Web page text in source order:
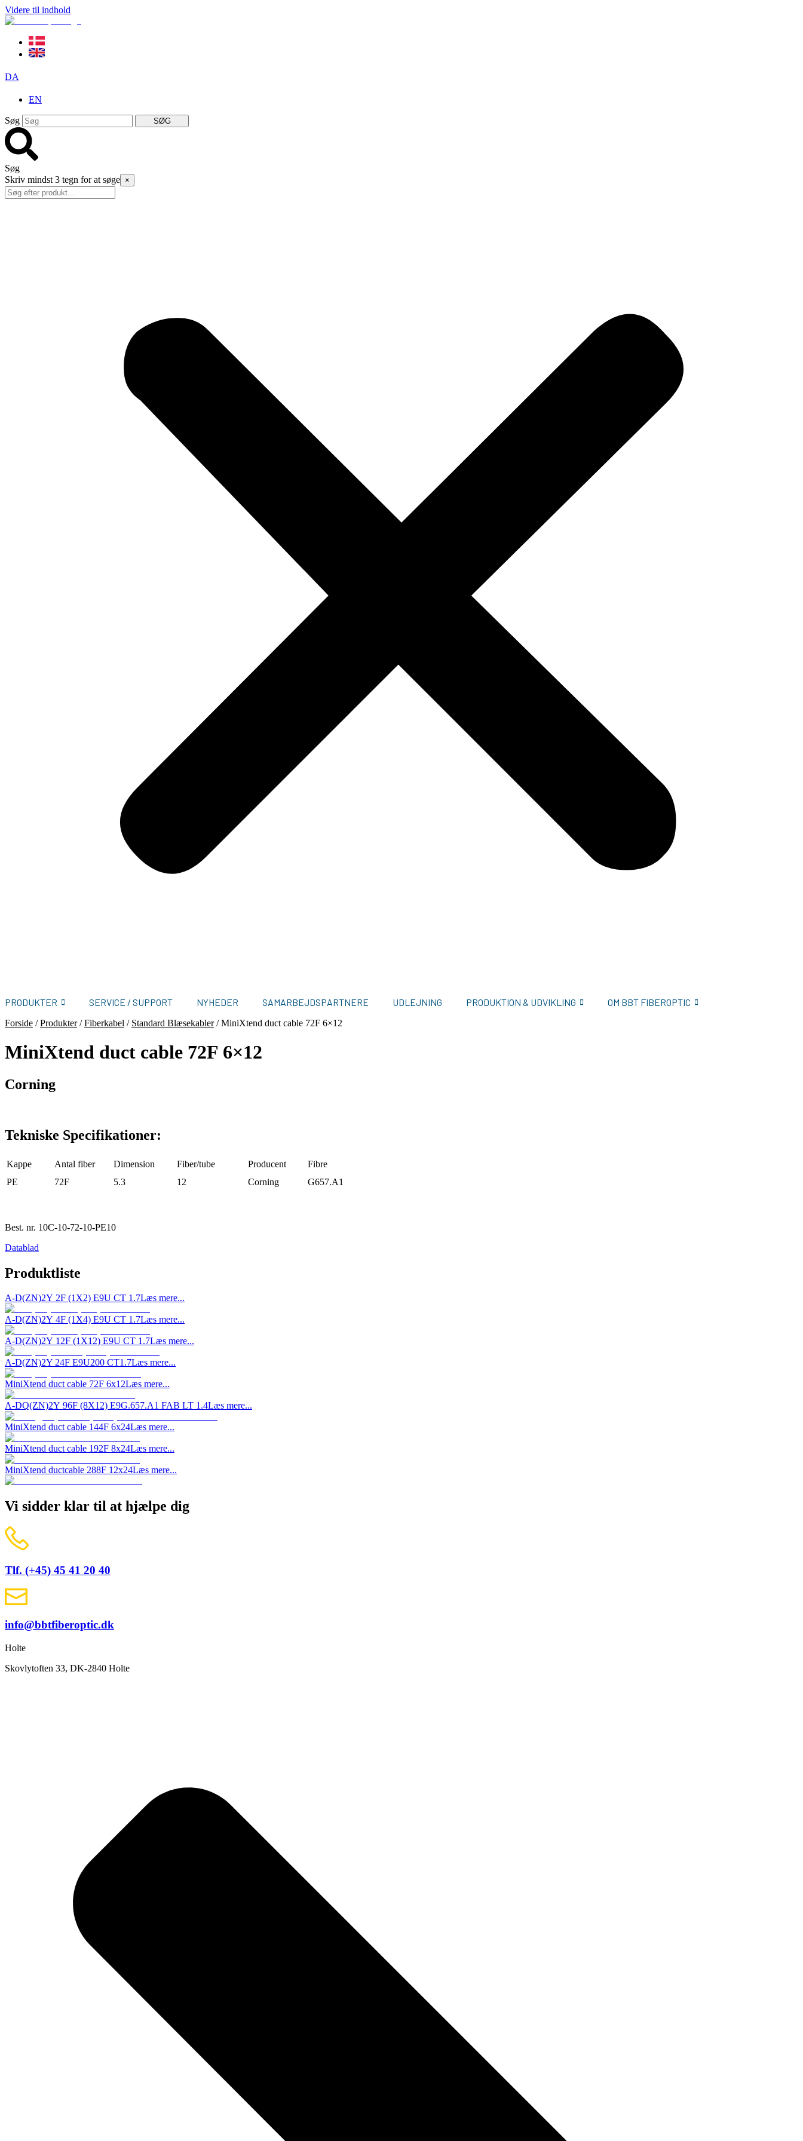
Videre til indhold
DA
EN
Søg SØG
Søg
Skriv mindst 3 tegn for at søge ×
PRODUKTER SERVICE / SUPPORT NYHEDER SAMARBEJDSPARTNERE UDLEJNING PRODUKTION & UDVIKLING OM BBT FIBEROPTIC
Forside /Produkter/Fiberkabel / Standard Blæsekabler/MiniXtend duct cable 72F 6×12
MiniXtend duct cable 72F 6×12
Corning
Tekniske Specifikationer:
Kappe Antal fiber Dimension Fiber/tube Producent
Fibre
PE
72F 5.3 12 Corning G657.A1
Best. nr. 10C-10-72-10-PE10
Datablad
Produktliste
A-D(ZN)2Y 2F (1X2) E9U CT 1.7Læs mere...
A-D(ZN)2Y 4F (1X4) E9U CT 1.7Læs mere...
A-D(ZN)2Y 12F (1X12) E9U CT 1.7Læs mere...
A-D(ZN)2Y 24F E9U200 CT1.7Læs mere...
MiniXtend duct cable 72F 6x12Læs mere...
A-DQ(ZN)2Y 96F (8X12) E9G.657.A1 FAB LT 1.4Læs mere...
MiniXtend duct cable 144F 6x24Læs mere...
MiniXtend duct cable 192F 8x24Læs mere...
MiniXtend ductcable 288F 12x24Læs mere...
Vi sidder klar til at hjælpe dig
Tlf. (+45) 45 41 20 40
info@bbtfiberoptic.dk
Holte
Skovlytoften 33, DK-2840 Holte